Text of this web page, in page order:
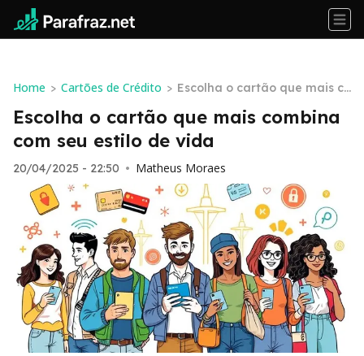
Home > Cartões de Crédito > Escolha o cartão que mais co
mbina com seu estilo de vida
Escolha o cartão que mais combina
com seu estilo de vida
20/04/2025 - 22:50 • Matheus Moraes